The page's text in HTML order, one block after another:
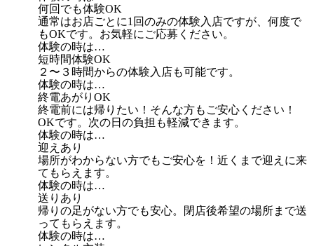
何回でも体験OK
通常はお店ごとに1回のみの体験入店ですが、何度で
もOKです。お気軽にご応募ください。
体験の時は…
短時間体験OK
２〜３時間からの体験入店も可能です。
体験の時は…
終電あがりOK
終電前には帰りたい！そんな方もご安心ください！
OKです。次の日の負担も軽減できます。
体験の時は…
迎えあり
場所がわからない方でもご安心を！近くまで迎えに来
てもらえます。
体験の時は…
送りあり
帰りの足がない方でも安心。閉店後希望の場所まで送
ってもらえます。
体験の時は…